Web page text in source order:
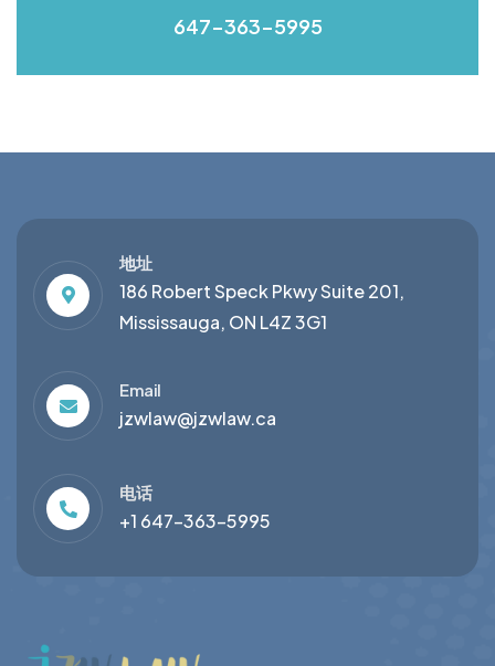
647-363-5995
地址
186 Robert Speck Pkwy Suite 201,
Mississauga, ON L4Z 3G1
Email
jzwlaw@jzwlaw.ca
电话
+1 647-363-5995